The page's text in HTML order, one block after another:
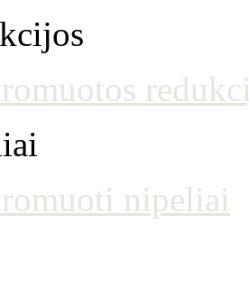
nipeliai